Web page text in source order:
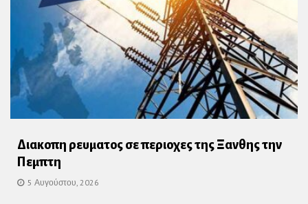
Διακοπη ρευματος σε περιοχες της Ξανθης την
Πεμπτη
5 Αυγούστου, 2026